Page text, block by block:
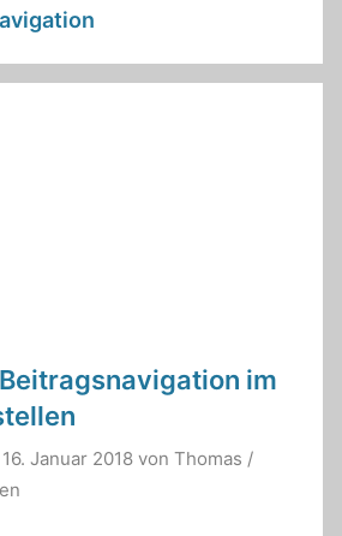
im
16. Januar 2018 von Thomas /